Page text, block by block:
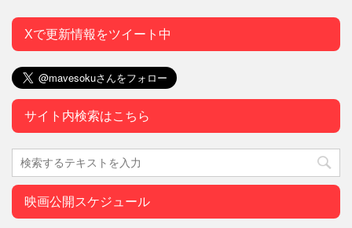
Xで更新情報をツイート中
サイト内検索はこちら
映画公開スケジュール